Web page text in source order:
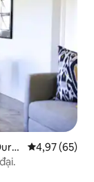
Xếp hạng
4,97 (65)
đại.